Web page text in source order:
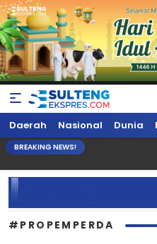
Sultengekspres.com
Berita Seputar Sulteng Hari
Sulteng
Daerah Nasional Dunia
BREAKING NEWS!
#PROPEMPERDA